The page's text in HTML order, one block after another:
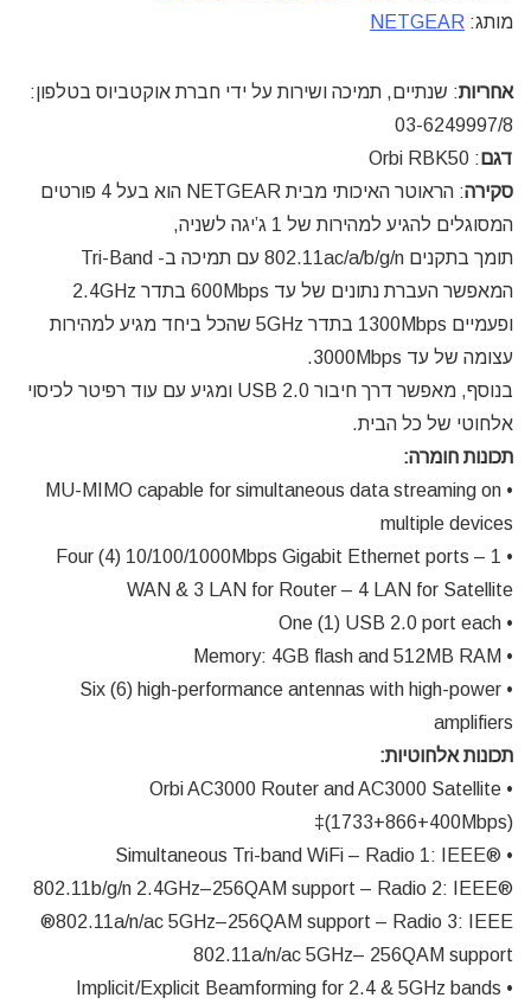
מותג: NETGEAR
אחריות: שנתיים, תמיכה ושירות על ידי חברת אוקטביוס בטלפון:
03-6249997/8
דגם: Orbi RBK50
סקירה
: הראוטר האיכותי מבית NETGEAR הוא בעל 4 פורטים
המסוגלים להגיע למהירות של 1 ג’יגה לשניה,
תומך בתקנים 802.11ac/a/b/g/n עם תמיכה ב- Tri-Band
המאפשר העברת נתונים של עד 600Mbps בתדר 2.4GHz
ופעמיים 1300Mbps בתדר 5GHz שהכל ביחד מגיע למהירות
עצומה של עד 3000Mbps.
בנוסף, מאפשר דרך חיבור USB 2.0 ומגיע עם עוד רפיטר לכיסוי
אלחוטי של כל הבית.
תכונות חומרה:
• MU-MIMO capable for simultaneous data streaming on
multiple devices
• Four (4) 10/100/1000Mbps Gigabit Ethernet ports – 1
WAN & 3 LAN for Router – 4 LAN for Satellite
• One (1) USB 2.0 port each
• Memory: 4GB flash and 512MB RAM
• Six (6) high-performance antennas with high-power
amplifiers
תכונות אלחוטיות:
• Orbi AC3000 Router and AC3000 Satellite
(1733+866+400Mbps)‡
• Simultaneous Tri-band WiFi – Radio 1: IEEE®
802.11b/g/n 2.4GHz–256QAM support – Radio 2: IEEE®
802.11a/n/ac 5GHz–256QAM support – Radio 3: IEEE®
802.11a/n/ac 5GHz– 256QAM support
• Implicit/Explicit Beamforming for 2.4 & 5GHz bands